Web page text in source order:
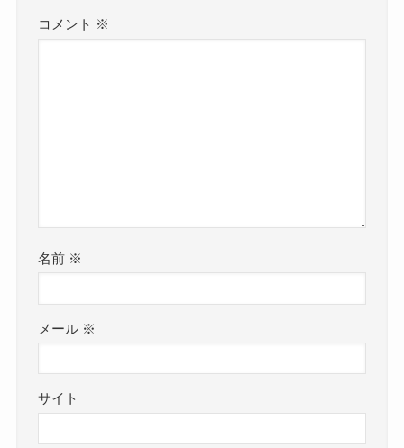
コメント ※
名前 ※
メール ※
サイト